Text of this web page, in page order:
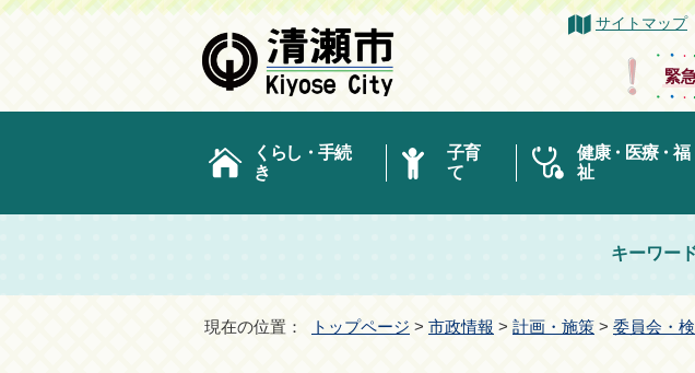
サイトマップ
緊
くらし・手続
き
子育
て
健康・医療・福
祉
キーワー
現在の位置： トップページ > 市政情報 > 計画・施策 > 委員会・